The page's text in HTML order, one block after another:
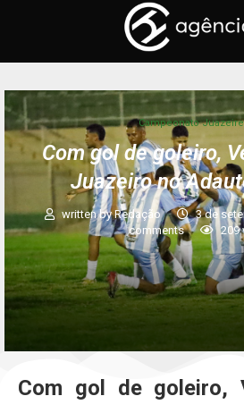
Campeonato
Com gol de goleiro,
Juazeiro no
written byRedação 3 de
comments
209
Com gol de goleiro,